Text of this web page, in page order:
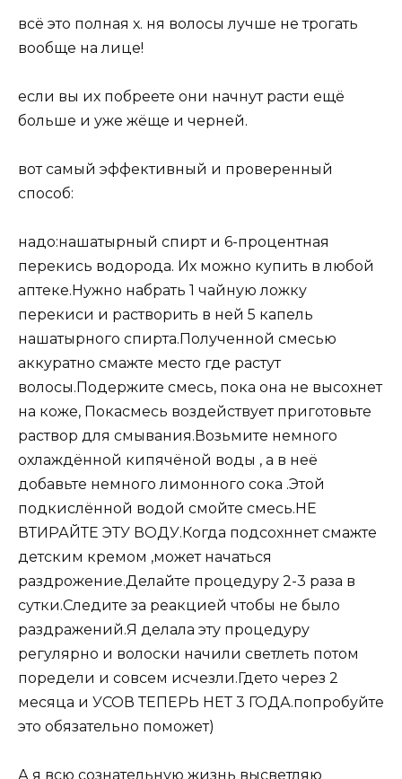
всё это полная х. ня волосы лучше не трогать
вообще на лице!
если вы их побреете они начнут расти ещё
больше и уже жёще и черней.
вот самый эффективный и проверенный
способ:
надо:нашатырный спирт и 6-процентная
перекись водорода. Их можно купить в любой
аптеке.Нужно набрать 1 чайную ложку
перекиси и растворить в ней 5 капель
нашатырного спирта.Полученной смесью
аккуратно смажте место где растут
волосы.Подержите смесь, пока она не высохнет
на коже, Покасмесь воздействует приготовьте
раствор для смывания.Возьмите немного
охлаждённой кипячёной воды , а в неё
добавьте немного лимонного сока .Этой
подкислённой водой смойте смесь.НЕ
ВТИРАЙТЕ ЭТУ ВОДУ.Когда подсохннет смажте
детским кремом ,может начаться
раздрожение.Делайте процедуру 2-3 раза в
сутки.Следите за реакцией чтобы не было
раздражений.Я делала эту процедуру
регулярно и волоски начили светлеть потом
поредели и совсем исчезли.Гдето через 2
месяца и УСОВ ТЕПЕРЬ НЕТ 3 ГОДА.попробуйте
это обязательно поможет)
А я всю сознательную жизнь высветляю